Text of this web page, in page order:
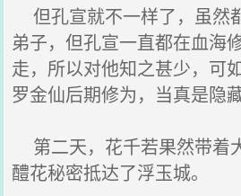
但孔宣就不一样了，虽然
弟子，但孔宣一直都在血海
走，所以对他知之甚少，可
罗金仙后期修为，当真是隐
第二天，花千若果然带着
醴花秘密抵达了浮玉城。